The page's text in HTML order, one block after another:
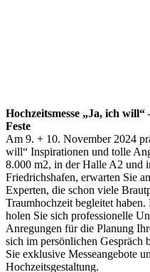
Hochzeitsmesse „Ja, ich
Feste
Am 9. + 10. November 2024
will“ Inspirationen und tolle
8.000 m2, in der Halle A2 und
Friedrichshafen, erwarten Sie
Experten, die schon viele
Traumhochzeit begleitet
holen Sie sich professionelle
Anregungen für die Planung
sich im persönlichen Gespräch
Sie exklusive Messeangebote
Hochzeitsgestaltung.